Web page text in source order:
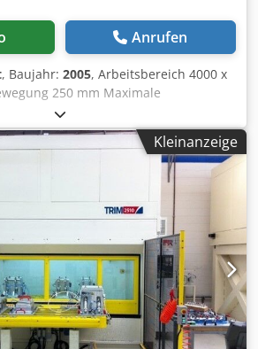
Anrufen
, Baujahr: 2005, Arbeitsbereich 4000 x
250 mm Maximale
Steuerung: Osai 10/510 ANL Pumpe:
Tsfx Adpokr
Kleinanzeige